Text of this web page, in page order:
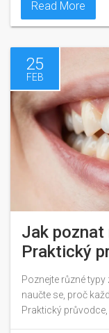
Read More
25
FEB
Jak poznat
Praktický
Poznejte různé typy
naučte se, proč
Praktický